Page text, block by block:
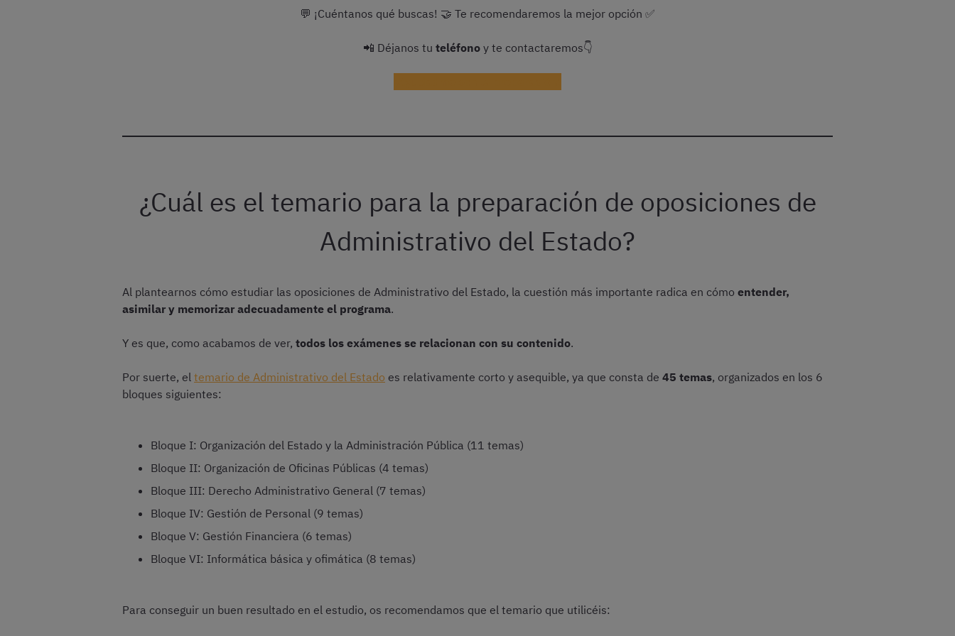
💬 ¡Cuéntanos qué buscas! 🤝 Te recomendaremos la mejor opción ✅
📲 Déjanos tu teléfono y te contactaremos👇
¿Cuál es el temario para la preparación de oposiciones de
Administrativo del Estado?
Al plantearnos cómo estudiar las oposiciones de Administrativo del Estado, la cuestión más importante radica en cómo entender,
asimilar y memorizar adecuadamente el programa.
Y es que, como acabamos de ver, todos los exámenes se relacionan con su contenido.
Por suerte, el temario de Administrativo del Estado es relativamente corto y asequible, ya que consta de 45 temas, organizados en los 6
bloques siguientes:
Bloque I: Organización del Estado y la Administración Pública (11 temas)
Bloque II: Organización de Oficinas Públicas (4 temas)
Bloque III: Derecho Administrativo General (7 temas)
Bloque IV: Gestión de Personal (9 temas)
Bloque V: Gestión Financiera (6 temas)
Bloque VI: Informática básica y ofimática (8 temas)
Para conseguir un buen resultado en el estudio, os recomendamos que el temario que utilicéis: